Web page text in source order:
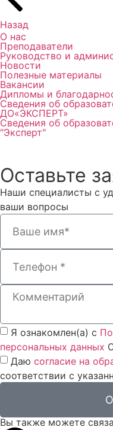
Назад
О нас
Преподаватели
Руководство и
Новости
Полезные материалы
Вакансии
Дипломы и
Сведения об
ДО«ЭКСПЕРТ»
Сведения об
"Эксперт"
Оставьте
Наши специалисты с
ваши вопросы
Я ознакомлен(а) с
персональных данных
Даю согласие на
соответствии с
Вы также можете